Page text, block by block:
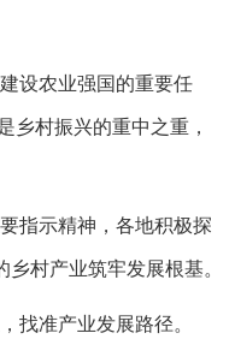
设农业强国的重要任
乡村振兴的重中之重，
指示精神，各地积极探
村产业筑牢发展根基。
找准产业发展路径。